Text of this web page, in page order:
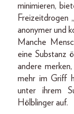
minimieren,
Freizeitdrogen
anonymer und
Manche
eine Substanz
andere
mehr im Griff
unter ihrem
Hölblinger auf.